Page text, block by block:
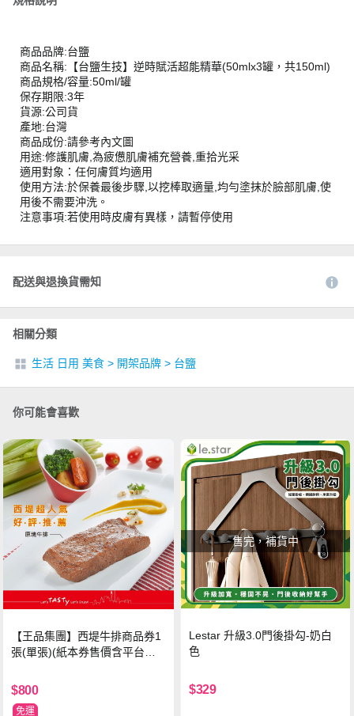
商品品牌:台鹽
商品名稱:【台鹽生技】逆時賦活超能精華(50mlx3罐，共150ml)
商品規格/容量:50ml/罐
保存期限:3年
貨源:公司貨
產地:台灣
商品成份:請參考內文圖
用途:修護肌膚,為疲憊肌膚補充營養,重拾光采
適用對象：任何膚質均適用
使用方法:於保養最後步驟,以挖棒取適量,均勻塗抹於臉部肌膚,使
用後不需要沖洗。
注意事項:若使用時皮膚有異樣，請暫停使用
配送與退換貨需知
相關分類
生活 日用 美食 > 開架品牌 > 台鹽
你可能會喜歡
【王品集團】西堤牛排商品券1
張(單張)(紙本券售價含平台物
$800
免運
售完，補貨中
Lestar 升級3.0門後掛勾-奶白
色
$329